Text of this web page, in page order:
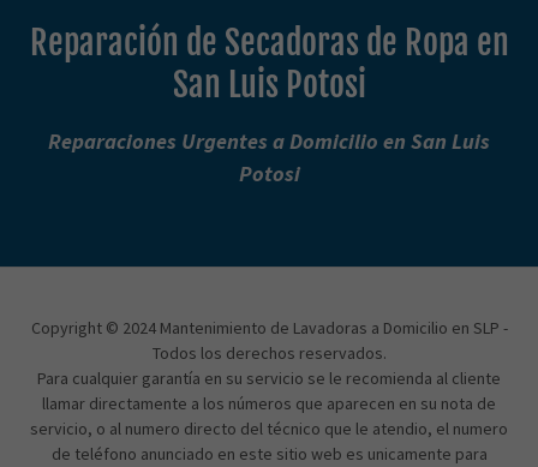
Reparación de Secadoras de Ropa en
San Luis Potosi
Reparaciones Urgentes a Domicilio en San Luis
Potosi
Copyright © 2024 Mantenimiento de Lavadoras a Domicilio en SLP -
Todos los derechos reservados.
Para cualquier garantía en su servicio se le recomienda al cliente
llamar directamente a los números que aparecen en su nota de
servicio, o al numero directo del técnico que le atendio, el numero
de teléfono anunciado en este sitio web es unicamente para